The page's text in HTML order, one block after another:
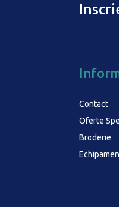
Contact
Oferte
Broderie